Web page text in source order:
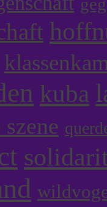
kuba